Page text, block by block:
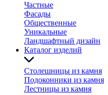
Частные
Фасады
Общественные
Уникальные
Ландшафтный дизайн
Каталог изделий
Столешницы из камня
Подоконники из камня
Лестницы из камня